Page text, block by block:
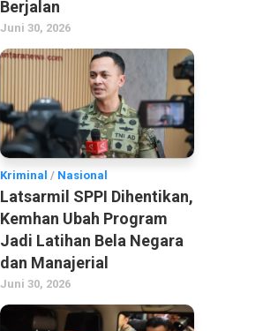
Berjalan
Juni 30, 2026
Kriminal / Nasional
Latsarmil SPPI Dihentikan,
Kemhan Ubah Program
Jadi Latihan Bela Negara
dan Manajerial
Juni 30, 2026